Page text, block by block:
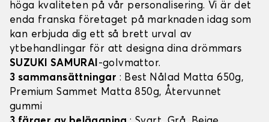
höga kvaliteten på vår personalisering. Vi är det
enda franska företaget på marknaden idag som
kan erbjuda dig ett så brett urval av
ytbehandlingar för att designa dina drömmars
SUZUKI SAMURAI-golvmattor.
3 sammansättningar : Best Nålad Matta 650g,
Premium Sammet Matta 850g, Återvunnet
gummi